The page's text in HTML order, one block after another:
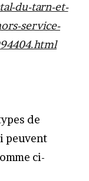
du-tarn-et-
service-
de
peuvent
ci-